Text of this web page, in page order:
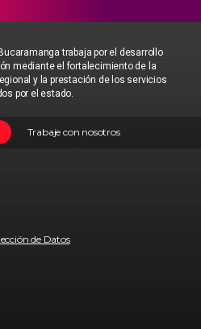
trabaja por el desarrollo
mediante el fortalecimiento de la
y la prestación de los servicios
por el estado.
Trabaje con nosotros
de Datos